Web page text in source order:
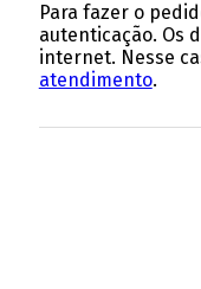
Para fazer o
autenticação. Os
internet. Nesse
atendimento.